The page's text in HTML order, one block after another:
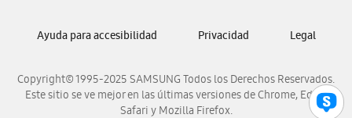
Samsung Venezuela
Copyright© 1995-2025 SAMSUNG Todos los Derechos Reservados.
Este sitio se ve mejor en las últimas versiones de Chrome, Edge,
Safari y Mozilla Firefox.
Ayuda para accesibilidad Privacidad Legal